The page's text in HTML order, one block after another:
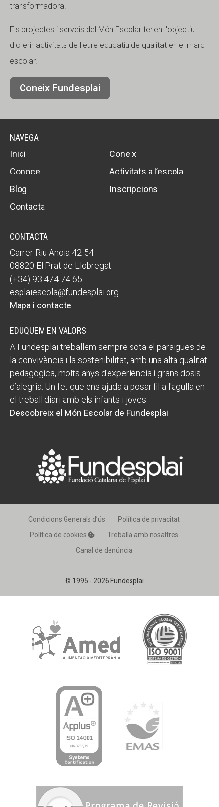
transformadora.
Els projectes i serveis del Món Escolar tenen l'objectiu
d'oferir activitats de lleure educatiu de qualitat en el marc
escolar.
Coneix Fundesplai
NAVEGA
Inici
Coneix
Conoce
Activitats a l’escola
Blog
Inscripcions
Contacta
CONTACTA
Carrer Riu Anoia 42-54
08820 El Prat de Llobregat
(+34) 93 474 74 65
esplaiescola@fundesplai.org
Mapa i contacte
EDUQUEM EN VALORS
A Fundesplai treballem sempre sota el paraigües de
la convivència i la sostenibilitat, amb una alta qualitat
pedagògica, molts anys d’experiència i grans dosis
d’alegria. Un fet que ens ajuda a posar fil a l'agulla en
el treball diari amb els infants i joves.
Descobreix el Món Escolar de Fundesplai
© 1995 - 2026 Fundesplai
Condicions Generals d’ús
Política de privacitat
Política de cookies
Treballa amb nosaltres
Canal de denúncia